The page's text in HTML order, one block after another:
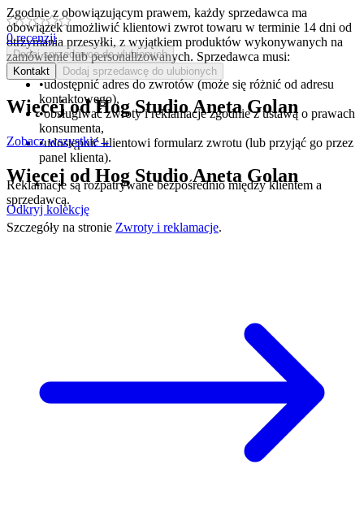
Zgodnie z obowiązującym prawem, każdy sprzedawca ma
obowiązek umożliwić klientowi zwrot towaru w terminie 14 dni od
otrzymania przesyłki, z wyjątkiem produktów wykonywanych na
zamówienie lub personalizowanych. Sprzedawca musi:
•udostępnić adres do zwrotów (może się różnić od adresu
kontaktowego),
•obsługiwać zwroty i reklamacje zgodnie z ustawą o prawach
konsumenta,
•udostępnić klientowi formularz zwrotu (lub przyjąć go przez
panel klienta).
Reklamacje są rozpatrywane bezpośrednio między klientem a
sprzedawcą.
Szczegóły na stronie Zwroty i reklamacje.
0recenzji
Dodaj sprzedawcę do ulubionych
Kontakt
Dodaj sprzedawcę do ulubionych
Więcej odHog Studio Aneta Golan
Zobacz wszystkie→
Więcej od Hog Studio Aneta Golan
Odkryj kolekcję